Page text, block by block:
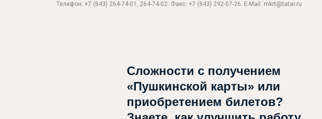
Телефон: +7 (843) 264-74-01, 264-74-02. Факс: +7 (843) 292-07-26. E-Mail: mkrt@tatar.ru
Сложности с получением
«Пушкинской карты» или
приобретением билетов?